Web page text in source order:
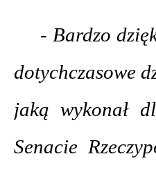
- Bardzo
dotychczasowe
jaką wykonał
Senacie